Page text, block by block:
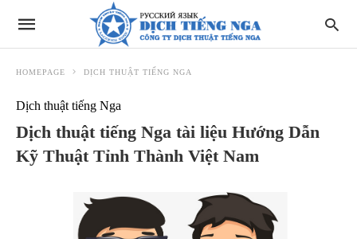
HOMEPAGE DỊCH THUẬT TIẾNG NGA
Dịch thuật tiếng Nga
Dịch thuật tiếng Nga tài liệu Hướng Dẫn
Kỹ Thuật Tỉnh Thành Việt Nam